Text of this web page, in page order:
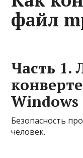
файл
Часть 1.
Windows
Безопасность
человек.